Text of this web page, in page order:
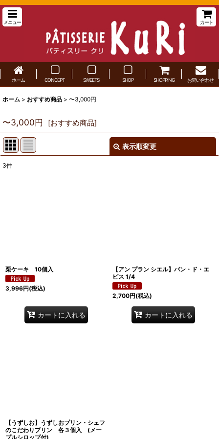
メニュー カート
ホーム CONCEPT SWEETS SHOP SHOPPING お問い合わせ
ホーム > おすすめ商品 > 〜3,000円
〜3,000円 [おすすめ商品]
表示順変更
3件
栗ケーキ 10個入
3,996円(税込)
カートに入れる
【アン プラン シエル】パン・ド・エ
ピス 1/4
2,700円(税込)
カートに入れる
【うずしお】うずしおプリン・シェフ
のこだわりプリン 各３個入 (メー
プルシロップ付)